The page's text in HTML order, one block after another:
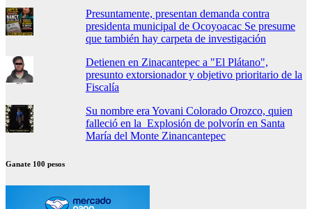
Presuntamente, presentan demanda contra
presidenta municipal de Ocoyoacac Se presume
que también hay carpeta de investigación
Detienen en Zinacantepec a "El Plátano",
presunto extorsionador y objetivo prioritario de la
Fiscalía
Su nombre era Yovani Colorado Orozco, quien
falleció en la Explosión de polvorín en Santa
María del Monte Zinancantepec
Ganate 100 pesos